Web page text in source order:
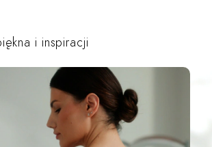
i inspiracji